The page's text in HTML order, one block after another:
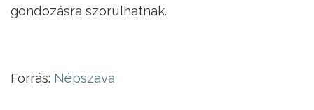
gondozásra szorulhatnak.
Forrás: Népszava